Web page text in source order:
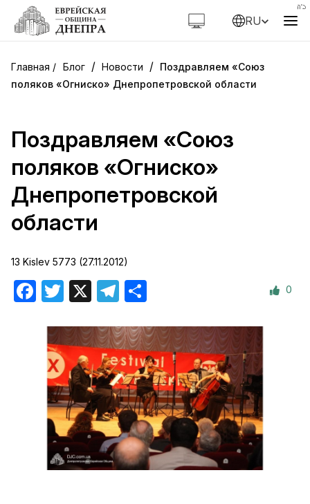
RU
Блог / Новости / Поздравляем «Союз
поляков «Огниско» Днепропетровской области
Поздравляем «Союз
поляков «Огниско»
Днепропетровской
области
13 Kislev 5773 (27.11.2012)
Facebook
Twitter Telegram 0